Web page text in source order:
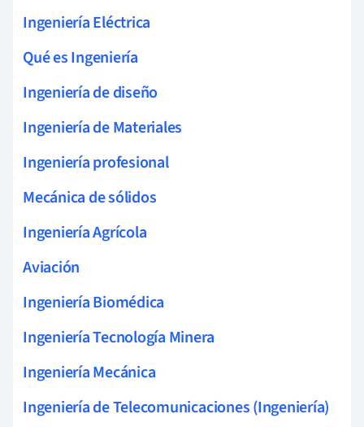
Ingeniería Eléctrica
Qué es Ingeniería
Ingeniería de diseño
Ingeniería de Materiales
Ingeniería profesional
Mecánica de sólidos
Ingeniería Agrícola
Aviación
Ingeniería Biomédica
Ingeniería Tecnología Minera
Ingeniería Mecánica
Ingeniería de Telecomunicaciones (Ingeniería)